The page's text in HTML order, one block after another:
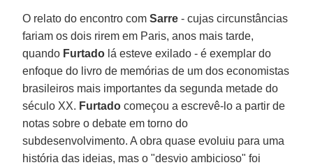
O relato do encontro comSarre - cujas circunstâncias
fariam os dois rirem em Paris, anos mais tarde,
quando Furtado lá esteve exilado - é exemplar do
enfoque do livro de memórias de um dos economistas
brasileiros mais importantes da segunda metade do
século XX. Furtado começou a escrevê-lo a partir de
notas sobre o debate em torno do
subdesenvolvimento. A obra quase evoluiu para uma
história das ideias, mas o "desvio ambicioso" foi